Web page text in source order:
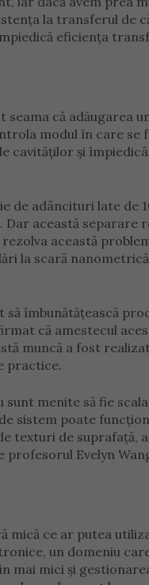
la transferul de
eficiența
că adăugarea
modul în care se
cavităților și
de adâncituri late de
această separare
această
la scară
să îmbunătățească
că amestecul
muncă a fost
practice.
menite să fie
sistem poate
texturi de suprafață,
profesorul Evelyn
mică ce ar putea
un domeniu
mai mici și